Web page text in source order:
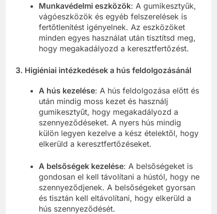
Munkavédelmi eszközök: A gumikesztyűk,
vágóeszközök és egyéb felszerelések is
fertőtlenítést igényelnek. Az eszközöket
minden egyes használat után tisztítsd meg,
hogy megakadályozd a keresztfertőzést.
3. Higiéniai intézkedések a hús feldolgozásánál
A hús kezelése: A hús feldolgozása előtt és
után mindig moss kezet és használj
gumikesztyűt, hogy megakadályozd a
szennyeződéseket. A nyers hús mindig
külön legyen kezelve a kész ételektől, hogy
elkerüld a keresztfertőzéseket.
A belsőségek kezelése: A belsőségeket is
gondosan el kell távolítani a hústól, hogy ne
szennyeződjenek. A belsőségeket gyorsan
és tisztán kell eltávolítani, hogy elkerüld a
hús szennyeződését.